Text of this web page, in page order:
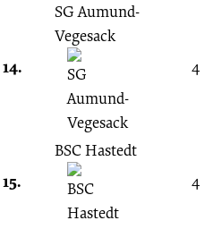
14.
SG Aumund-
Vegesack
4
15.
BSC Hastedt
4